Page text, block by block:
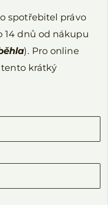
spotřebitel právo
14 dnů od nákupu
). Pro online
krátký